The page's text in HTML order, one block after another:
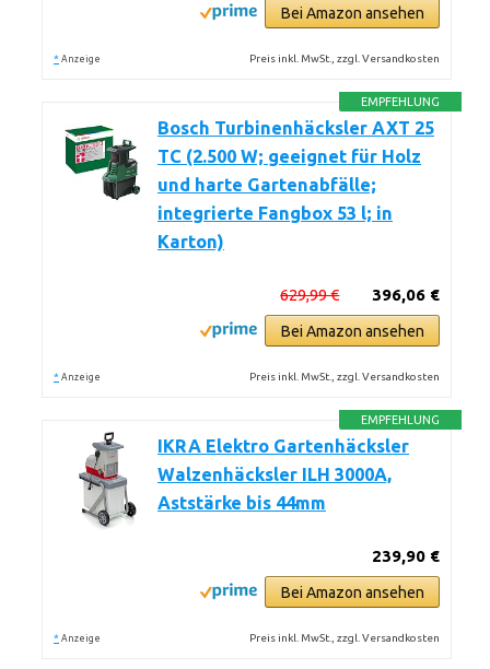
Bei Amazon ansehen
* Anzeige Preis inkl. MwSt., zzgl. Versandkosten
EMPFEHLUNG
Bosch Turbinenhäcksler AXT 25
TC (2.500 W; geeignet für Holz
und harte Gartenabfälle;
integrierte Fangbox 53 l; in
Karton)
396,06 €
629,99 €
Bei Amazon ansehen
* Anzeige Preis inkl. MwSt., zzgl. Versandkosten
EMPFEHLUNG
IKRA Elektro Gartenhäcksler
Walzenhäcksler ILH 3000A,
Aststärke bis 44mm
239,90 €
Bei Amazon ansehen
* Anzeige Preis inkl. MwSt., zzgl. Versandkosten